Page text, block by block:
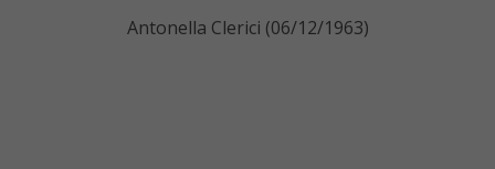
Antonella Clerici (06/12/1963)